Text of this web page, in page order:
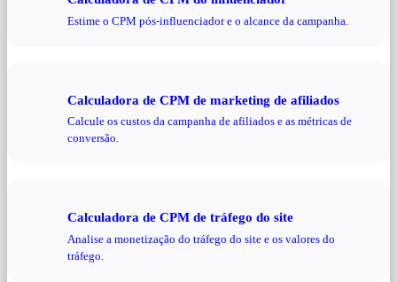
Estime o CPM pós-influenciador e o alcance da campanha.
Calculadora de CPM de marketing de afiliados
Calcule os custos da campanha de afiliados e as métricas de
conversão.
Calculadora de CPM de tráfego do site
Analise a monetização do tráfego do site e os valores do
tráfego.